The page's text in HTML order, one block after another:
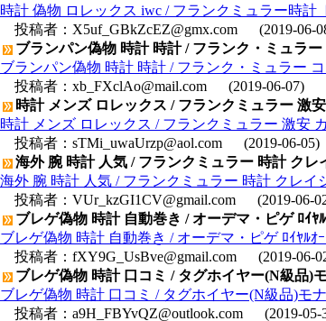
時計 偽物 ロレックス iwc / フランクミュラー時計
投稿者： X5uf_GBkZcEZ@gmx.com (2019-06-
ブランパン偽物 時計 時計 / フランク・ミュラ
ブランパン偽物 時計 時計 / フランク・ミュラー
投稿者： xb_FXclAo@mail.com (2019-06-07)
時計 メンズ ロレックス / フランクミュラー 激
時計 メンズ ロレックス / フランクミュラー 激安
投稿者： sTMi_uwaUrzp@aol.com (2019-06-05)
海外 腕 時計 人気 / フランクミュラー 時計 ク
海外 腕 時計 人気 / フランクミュラー 時計 クレイ
投稿者： VUr_kzGI1CV@gmail.com (2019-06-
ブレゲ偽物 時計 自動巻き / オーデマ・ピゲ ﾛｲﾔ
ブレゲ偽物 時計 自動巻き / オーデマ・ピゲ ﾛｲﾔﾙｵ
投稿者： fXY9G_UsBve@gmail.com (2019-06-
ブレゲ偽物 時計 口コミ / タグホイヤー(N級品)
ブレゲ偽物 時計 口コミ / タグホイヤー(N級品)モ
投稿者： a9H_FBYvQZ@outlook.com (2019-05-